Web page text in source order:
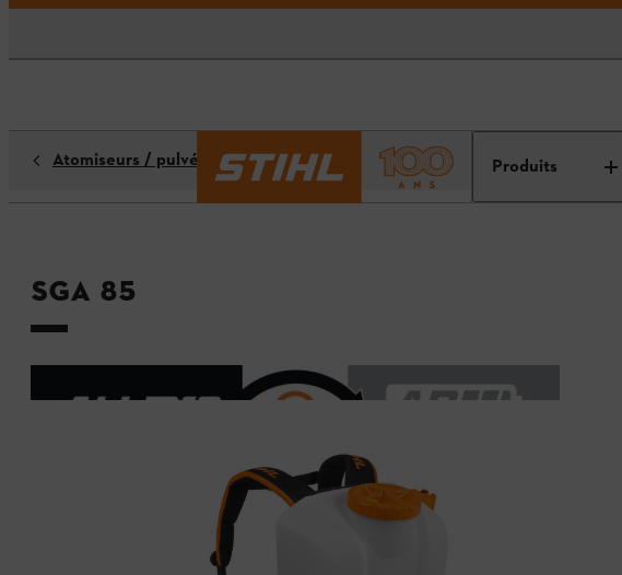
Produits
Atomiseurs / pulvérisateurs
SGA 85